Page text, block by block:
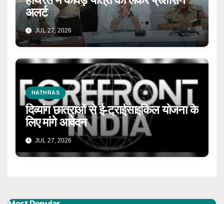
अलर्ट
JUL 27, 2026
HATHRAS
दिव्यांग छात्राओं से ई-ट्राईसाइकिल योजना के
लिए मांगे आवेदन
JUL 27, 2026